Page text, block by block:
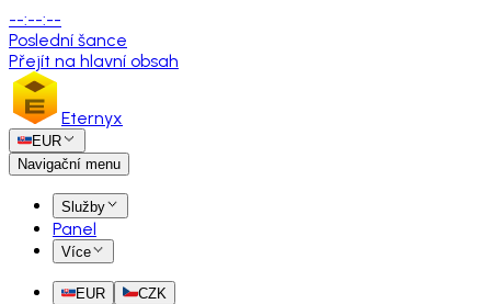
--:--:--
Poslední šance
Přejít na hlavní obsah
Eternyx
EUR
Navigační menu
Služby
Panel
Více
EUR CZK